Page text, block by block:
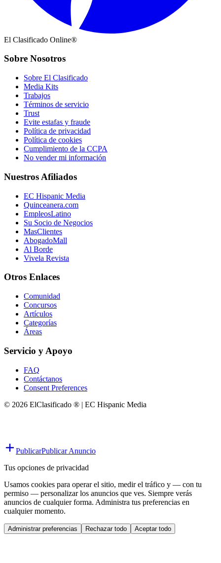
El Clasificado Online®
Sobre Nosotros
Sobre El Clasificado
Media Kits
Trabajos
Términos de servicio
Trust
Evite estafas y fraude
Política de privacidad
Política de cookies
Cumplimiento de la CCPA
No vender mi información
Nuestros Afiliados
EC Hispanic Media
Quinceanera.com
EmpleosLatino
Su Socio de Negocios
MasClientes
AbogadoMall
Al Borde
Vivela Revista
Otros Enlaces
Comunidad
Concursos
Artículos
Categorías
Áreas
Servicio y Apoyo
FAQ
Contáctanos
Consent Preferences
© 2026 ElClasificado ® | EC Hispanic Media
PublicarPublicar Anuncio
Tus opciones de privacidad
Usamos cookies para operar el sitio, medir el tráfico y — con tu
permiso — personalizar los anuncios que ves. Siempre verás
anuncios de cualquier forma. Administra tus preferencias en
cualquier momento.
Administrar preferencias Rechazar todo Aceptar todo